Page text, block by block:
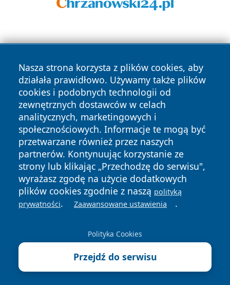
Nasza strona korzysta z plików cookies, aby
działała prawidłowo. Używamy także plików
cookies i podobnych technologii od
zewnętrznych dostawców w celach
analitycznych, marketingowych i
społecznościowych. Informacje te mogą być
przetwarzane również przez naszych
partnerów. Kontynuując korzystanie ze
strony lub klikając „Przechodzę do serwisu",
wyrażasz zgodę na użycie dodatkowych
plików cookies zgodnie z naszą polityką
prywatności. Zaawansowane ustawienia .
Polityka Cookies
Przejdź do serwisu
Copyright © 2026 czestochowanews.pl Wszystkie prawa
zastrzeżone.
News Autorzy
Polityka
Prywatności
Polityka
Cookies
cześć